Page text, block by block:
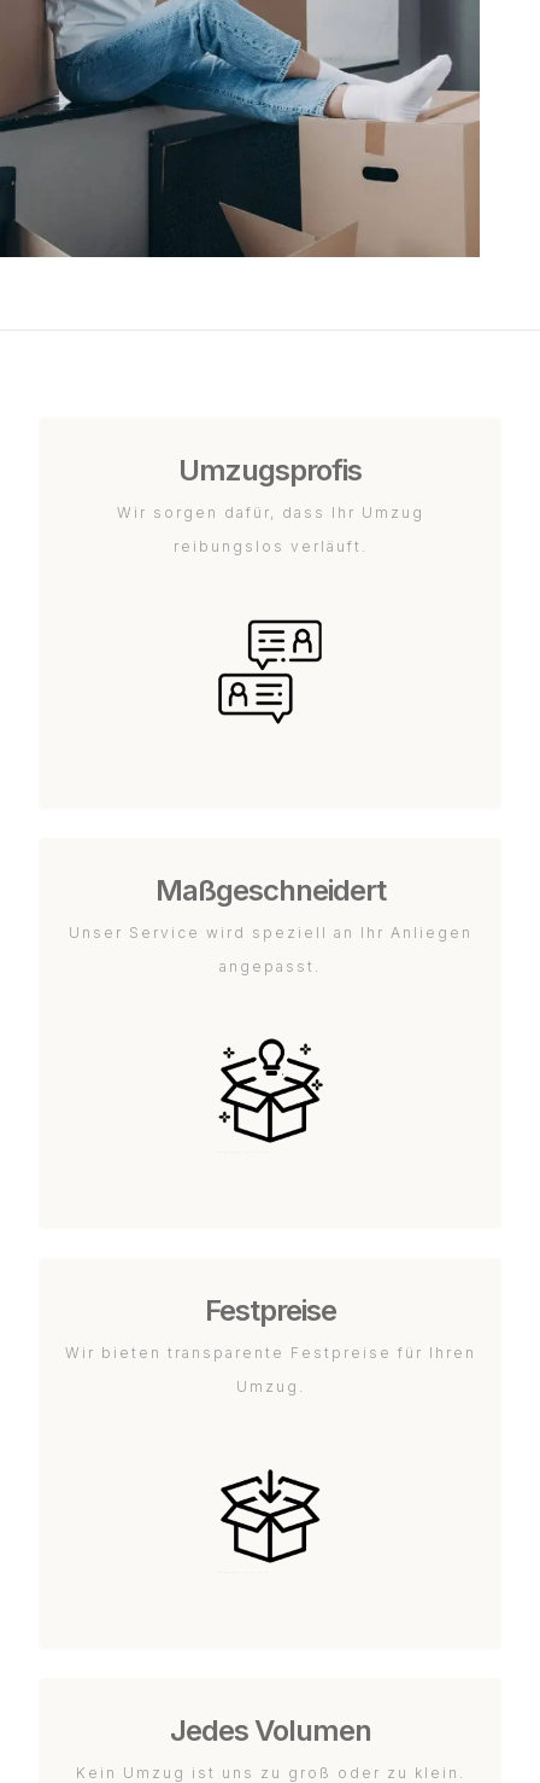
Umzugsprofis
Wir sorgen dafür, dass Ihr Umzug
reibungslos verläuft.
Maßgeschneidert
Unser Service wird speziell an Ihr Anliegen
angepasst.
Festpreise
Wir bieten transparente Festpreise für Ihren
Umzug.
Jedes Volumen
Kein Umzug ist uns zu groß oder zu klein.